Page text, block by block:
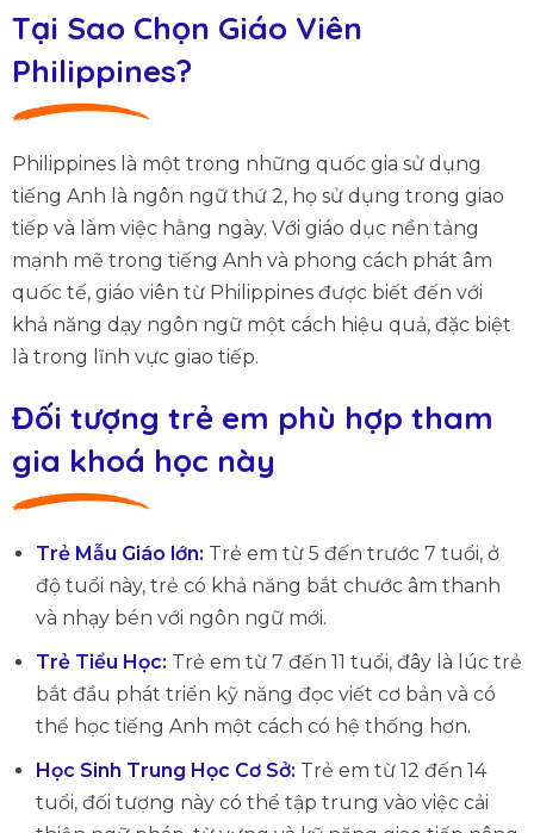
Tại Sao Chọn Giáo Viên
Philippines?
Philippines là một trong những quốc gia sử dụng
tiếng Anh là ngôn ngữ thứ 2, họ sử dụng trong giao
tiếp và làm việc hằng ngày. Với giáo dục nền tảng
mạnh mẽ trong tiếng Anh và phong cách phát âm
quốc tế, giáo viên từ Philippines được biết đến với
khả năng dạy ngôn ngữ một cách hiệu quả, đặc biệt
là trong lĩnh vực giao tiếp.
Đối tượng trẻ em phù hợp tham
gia khoá học này
Trẻ Mẫu Giáo lớn: Trẻ em từ 5 đến trước 7 tuổi, ở
độ tuổi này, trẻ có khả năng bắt chước âm thanh
và nhạy bén với ngôn ngữ mới.
Trẻ Tiểu Học: Trẻ em từ 7 đến 11 tuổi, đây là lúc trẻ
bắt đầu phát triển kỹ năng đọc viết cơ bản và có
thể học tiếng Anh một cách có hệ thống hơn.
Học Sinh Trung Học Cơ Sở: Trẻ em từ 12 đến 14
tuổi, đối tượng này có thể tập trung vào việc cải